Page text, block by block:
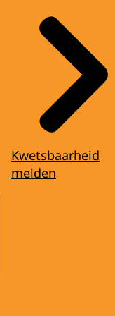
Kwetsbaarheid
melden